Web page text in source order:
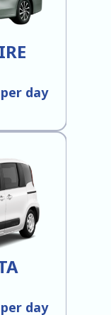
day
day